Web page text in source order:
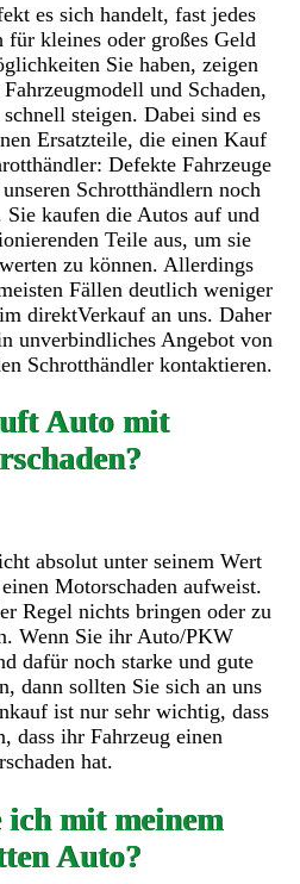
es sich handelt, fast jedes
für kleines oder großes Geld
Sie haben, zeigen
und Schaden,
steigen. Dabei sind es
Ersatzteile, die einen Kauf
Defekte Fahrzeuge
Schrotthändlern noch
Sie kaufen die Autos auf und
Teile aus, um sie
zu können. Allerdings
Fällen deutlich weniger
direktVerkauf an uns. Daher
unverbindliches Angebot von
Schrotthändler kontaktieren.
Auto mit
absolut unter seinem Wert
Motorschaden aufweist.
Regel nichts bringen oder zu
Wenn Sie ihr Auto/PKW
dafür noch starke und gute
dann sollten Sie sich an uns
ist nur sehr wichtig, dass
dass ihr Fahrzeug einen
hat.
ich mit meinem
Auto?